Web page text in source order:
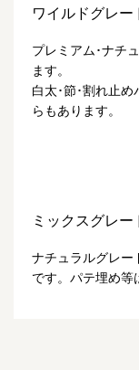
ワイルドグレー
プレミアム･ナチ
ます。
白太･節･割れ止
らもあります。
ミックスグレー
ナチュラルグレー
です。パテ埋め等